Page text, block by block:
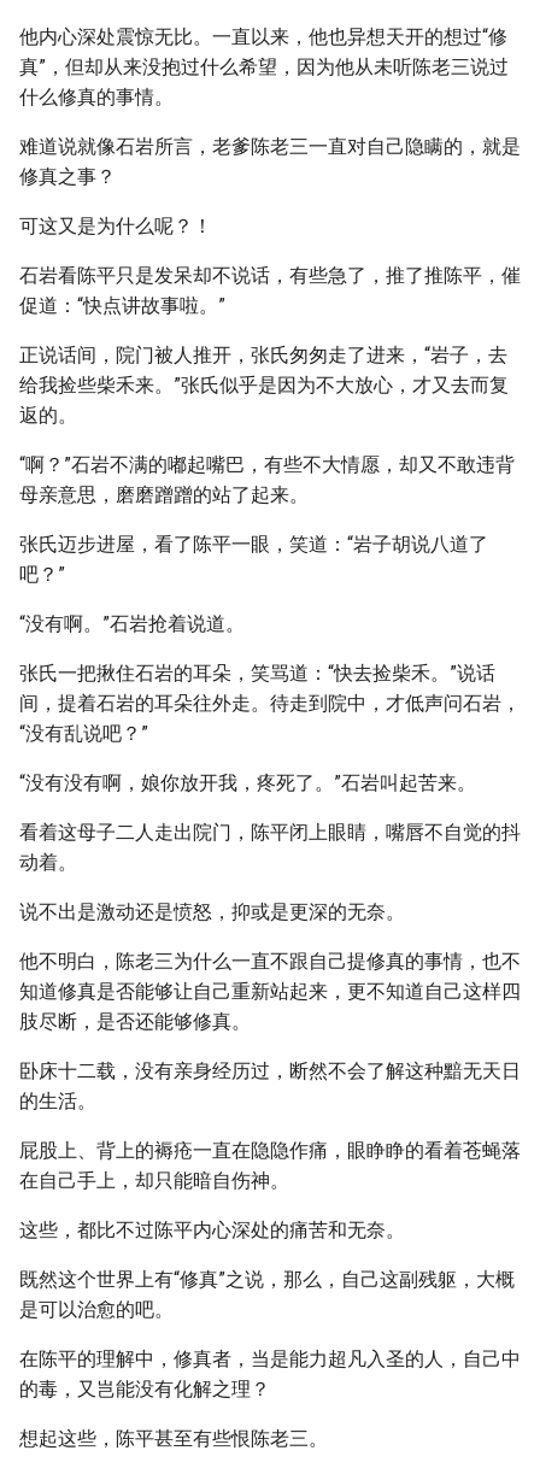
他内心深处震惊无比。一直以来，他也异想天开的想过“修
真”，但却从来没抱过什么希望，因为他从未听陈老三说过
什么修真的事情。
难道说就像石岩所言，老爹陈老三一直对自己隐瞒的，就是
修真之事？
可这又是为什么呢？！
石岩看陈平只是发呆却不说话，有些急了，推了推陈平，催
促道：“快点讲故事啦。”
正说话间，院门被人推开，张氏匆匆走了进来，“岩子，去
给我捡些柴禾来。”张氏似乎是因为不大放心，才又去而复
返的。
“啊？”石岩不满的嘟起嘴巴，有些不大情愿，却又不敢违背
母亲意思，磨磨蹭蹭的站了起来。
张氏迈步进屋，看了陈平一眼，笑道：“岩子胡说八道了
吧？”
“没有啊。”石岩抢着说道。
张氏一把揪住石岩的耳朵，笑骂道：“快去捡柴禾。”说话
间，提着石岩的耳朵往外走。待走到院中，才低声问石岩，
“没有乱说吧？”
“没有没有啊，娘你放开我，疼死了。”石岩叫起苦来。
看着这母子二人走出院门，陈平闭上眼睛，嘴唇不自觉的抖
动着。
说不出是激动还是愤怒，抑或是更深的无奈。
他不明白，陈老三为什么一直不跟自己提修真的事情，也不
知道修真是否能够让自己重新站起来，更不知道自己这样四
肢尽断，是否还能够修真。
卧床十二载，没有亲身经历过，断然不会了解这种黯无天日
的生活。
屁股上、背上的褥疮一直在隐隐作痛，眼睁睁的看着苍蝇落
在自己手上，却只能暗自伤神。
这些，都比不过陈平内心深处的痛苦和无奈。
既然这个世界上有“修真”之说，那么，自己这副残躯，大概
是可以治愈的吧。
在陈平的理解中，修真者，当是能力超凡入圣的人，自己中
的毒，又岂能没有化解之理？
想起这些，陈平甚至有些恨陈老三。